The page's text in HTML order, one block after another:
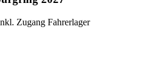
Zugang Fahrerlager